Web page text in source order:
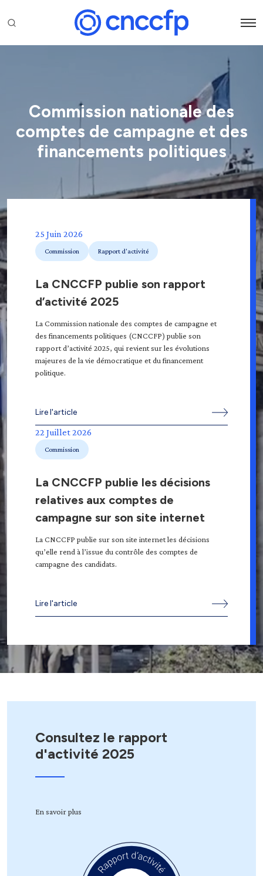
Commission nationale des
comptes de campagne et des
financements politiques
25 Juin 2026
Commission Rapport d'activité
La CNCCFP publie son rapport
d’activité 2025
La Commission nationale des comptes de campagne et
des financements politiques (CNCCFP) publie son
rapport d’activité 2025, qui revient sur les évolutions
majeures de la vie démocratique et du financement
politique.
Lire l'article
22 Juillet 2026
Commission
La CNCCFP publie les décisions
relatives aux comptes de
campagne sur son site internet
La CNCCFP publie sur son site internet les décisions
qu’elle rend à l’issue du contrôle des comptes de
campagne des candidats.
Lire l'article
Consultez le rapport
d'activité 2025
En savoir plus